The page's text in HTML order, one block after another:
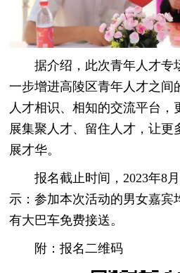
据介绍，此次青年人才专
一步增进高陵区青年人才之间
人才相识、相知的交流平台
展集聚人才、留住人才，让更
展才华。
报名截止时间，2023年8月
示：参加本次活动的男女嘉宾
有大巴车免费接送。
附：报名二维码